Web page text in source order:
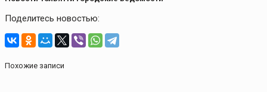
Поделитесь новостью:
Похожие записи